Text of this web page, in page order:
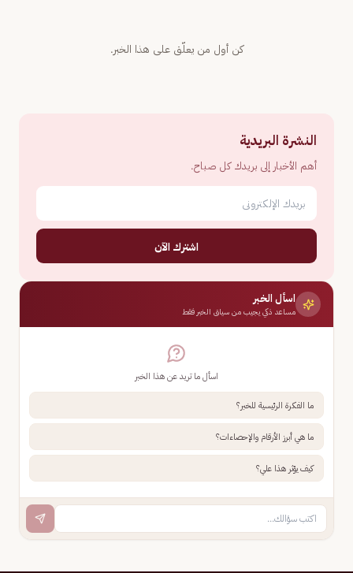
كن أول من يعلّق على هذا الخبر.
النشرة البريدية
أهم الأخبار إلى بريدك كل صباح.
اشترك الآن
اسأل الخبر
مساعد ذكي يجيب من سياق الخبر فقط
اسأل ما تريد عن هذا الخبر
ما الفكرة الرئيسية للخبر؟
ما هي أبرز الأرقام والإحصاءات؟
كيف يؤثر هذا علي؟